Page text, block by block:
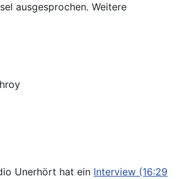
ausgesprochen. Weitere
Unerhört hat ein Interview (16:29